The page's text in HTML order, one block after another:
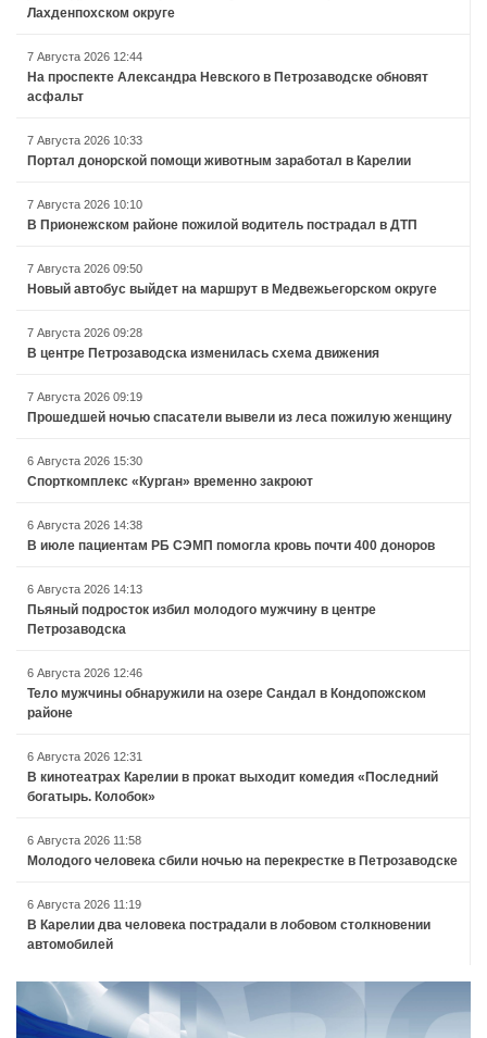
Лахденпохском округе
7 Августа 2026 12:44
На проспекте Александра Невского в Петрозаводске обновят
асфальт
7 Августа 2026 10:33
Портал донорской помощи животным заработал в Карелии
7 Августа 2026 10:10
В Прионежском районе пожилой водитель пострадал в ДТП
7 Августа 2026 09:50
Новый автобус выйдет на маршрут в Медвежьегорском округе
7 Августа 2026 09:28
В центре Петрозаводска изменилась схема движения
7 Августа 2026 09:19
Прошедшей ночью спасатели вывели из леса пожилую женщину
6 Августа 2026 15:30
Спорткомплекс «Курган» временно закроют
6 Августа 2026 14:38
В июле пациентам РБ СЭМП помогла кровь почти 400 доноров
6 Августа 2026 14:13
Пьяный подросток избил молодого мужчину в центре
Петрозаводска
6 Августа 2026 12:46
Тело мужчины обнаружили на озере Сандал в Кондопожском
районе
6 Августа 2026 12:31
В кинотеатрах Карелии в прокат выходит комедия «Последний
богатырь. Колобок»
6 Августа 2026 11:58
Молодого человека сбили ночью на перекрестке в Петрозаводске
6 Августа 2026 11:19
В Карелии два человека пострадали в лобовом столкновении
автомобилей